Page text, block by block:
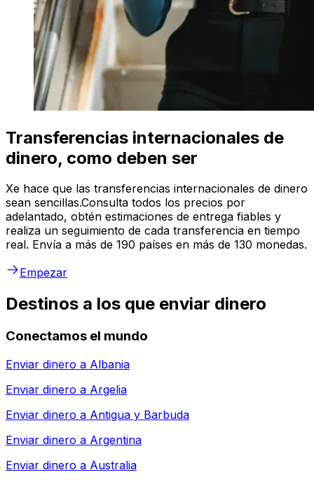
Transferencias internacionales de
dinero, como deben ser
Xe hace que las transferencias internacionales de dinero
sean sencillas.Consulta todos los precios por
adelantado, obtén estimaciones de entrega fiables y
realiza un seguimiento de cada transferencia en tiempo
real. Envía a más de 190 países en más de 130 monedas.
Empezar
Destinos a los que enviar dinero
Conectamos el mundo
Enviar dinero a Albania
Enviar dinero a Argelia
Enviar dinero a Antigua y Barbuda
Enviar dinero a Argentina
Enviar dinero a Australia